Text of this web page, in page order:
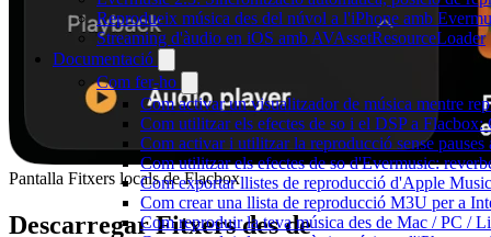
Reprodueix música des del núvol a l'iPhone amb
Streaming d'àudio en iOS amb AVAssetResourceLoader
Documentació
Com fer-ho
Com activar un visualitzador de música mentre
Com utilitzar els efectes de so i el DSP a
Com activar i utilitzar la reproducció sense pauses
Com utilitzar els efectes de so d'Evermusic:
Com exportar llistes de reproducció d'Apple
Com crear una llista de reproducció M3U per a
Com reproduir la teva música des de Mac / PC
Pantalla Fitxers locals de Flacbox
Descarregar Fitxers des de